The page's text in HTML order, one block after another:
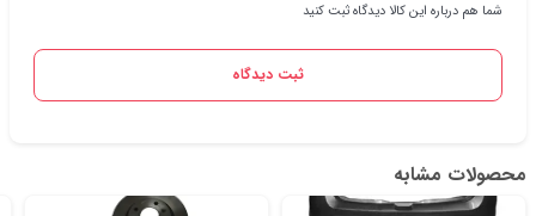
شما هم درباره این کالا دیدگاه ثبت کنید
ثبت دیدگاه
محصولات مشابه